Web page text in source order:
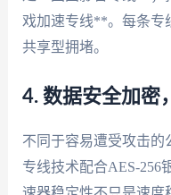
戏加速专线**。每条专
共享型拥堵。
4. 数据安全加密
不同于容易遭受攻击的
专线技术配合AES-256